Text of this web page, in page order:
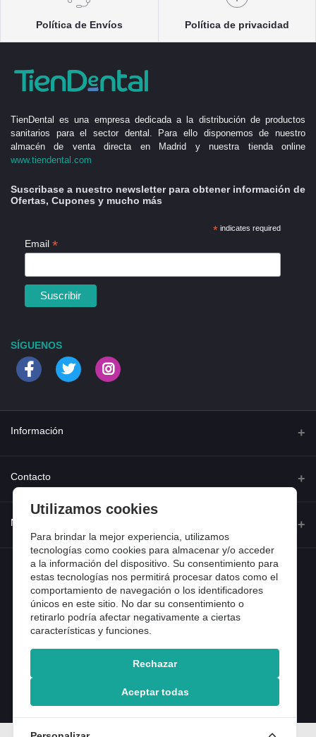
Política de Envíos Política de privacidad
TienDental es una empresa dedicada a la distribución de productos
sanitarios para el sector dental. Para ello disponemos de nuestro
almacén de venta directa en Madrid y nuestra tienda online
www.tiendental.com
Suscribase a nuestro newsletter para obtener información de
Ofertas, Cupones y mucho más
*indicates required
Email *
SÍGUENOS
Información
Quienes somos
Preguntas frecuentes
Entradas de blog
Contacto
Calle Ferraz 42, Madrid
Teléfono
918 13 81 81
Email
info@tiendental.com
Mi cuenta
Iniciar sesión
Historial de pedidos
Mi lista de compra
Copyright 2025 © TienDental productos dentales, S.L..
Utilizamos cookies
Para brindar la mejor experiencia, utilizamos
tecnologías como cookies para almacenar y/o acceder
a la información del dispositivo. Su consentimiento para
estas tecnologías nos permitirá procesar datos como el
comportamiento de navegación o los identificadores
únicos en este sitio. No dar su consentimiento o
retirarlo podría afectar negativamente a ciertas
características y funciones.
Rechazar
Aceptar todas